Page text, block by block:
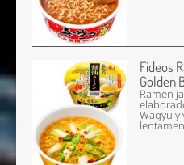
Fideos
Golden
Ramen
Wagyu y